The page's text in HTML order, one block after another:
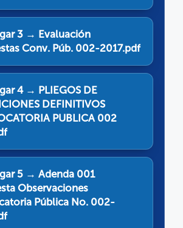
3 → Evaluación
Conv. Púb. 002-2017.pdf
4 → PLIEGOS DE
DEFINITIVOS
PUBLICA 002
5 → Adenda 001
Observaciones
Pública No. 002-